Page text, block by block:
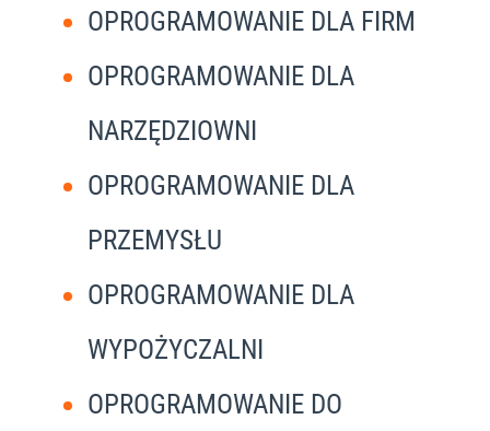
OPROGRAMOWANIE DLA FIRM
OPROGRAMOWANIE DLA
NARZĘDZIOWNI
OPROGRAMOWANIE DLA
PRZEMYSŁU
OPROGRAMOWANIE DLA
WYPOŻYCZALNI
OPROGRAMOWANIE DO